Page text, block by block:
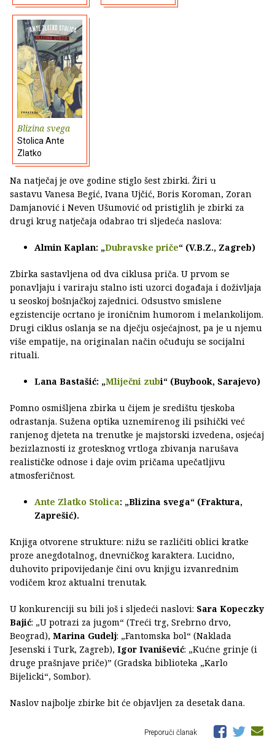
Blizina svega
Stolica Ante
Zlatko
Na natječaj je ove godine stiglo šest zbirki. Žiri u
sastavu Vanesa Begić, Ivana Ujčić, Boris Koroman, Zoran
Damjanović i Neven Ušumović od pristiglih je zbirki za
drugi krug natječaja odabrao tri sljedeća naslova:
Almin Kaplan: „Dubravske priče“ (V.B.Z., Zagreb)
Zbirka sastavljena od dva ciklusa priča. U prvom se
ponavljaju i variraju stalno isti uzorci događaja i doživljaja
u seoskoj bošnjačkoj zajednici. Odsustvo smislene
egzistencije ocrtano je ironičnim humorom i melankolijom.
Drugi ciklus oslanja se na dječju osjećajnost, pa je u njemu
više empatije, na originalan način očuđuju se socijalni
rituali.
Lana Bastašić: „Mliječni zubi“ (Buybook, Sarajevo)
Pomno osmišljena zbirka u čijem je središtu tjeskoba
odrastanja. Sužena optika uznemirenog ili psihički već
ranjenog djeteta na trenutke je majstorski izvedena, osjećaj
bezizlaznosti iz grotesknog vrtloga zbivanja narušava
realističke odnose i daje ovim pričama upečatljivu
atmosferičnost.
Ante Zlatko Stolica: „Blizina svega“ (Fraktura,
Zaprešić).
Knjiga otvorene strukture: nižu se različiti oblici kratke
proze anegdotalnog, dnevničkog karaktera. Lucidno,
duhovito pripovijedanje čini ovu knjigu izvanrednim
vodičem kroz aktualni trenutak.
U konkurenciji su bili još i sljedeći naslovi: Sara Kopeczky
Bajić: „U potrazi za jugom“ (Treći trg, Srebrno drvo,
Beograd), Marina Gudelj: „Fantomska bol“ (Naklada
Jesenski i Turk, Zagreb), Igor Ivanišević: „Kućne grinje (i
druge prašnjave priče)” (Gradska biblioteka „Karlo
Bijelicki“, Sombor).
Naslov najbolje zbirke bit će objavljen za desetak dana.
Preporuči članak